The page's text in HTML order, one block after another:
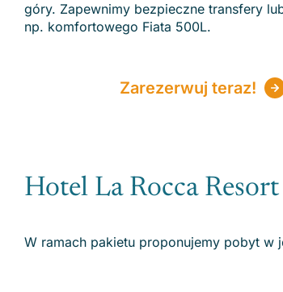
góry. Zapewnimy bezpieczne transfery
np. komfortowego Fiata 500L.
Zarezerwuj teraz!
Hotel La Rocca
W ramach pakietu proponujemy pobyt w